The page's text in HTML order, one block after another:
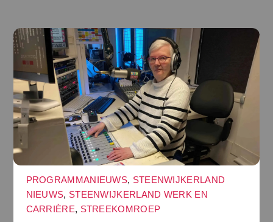
PROGRAMMANIEUWS, STEENWIJKERLAND
NIEUWS, STEENWIJKERLAND WERK EN
CARRIÈRE, STREEKOMROEP